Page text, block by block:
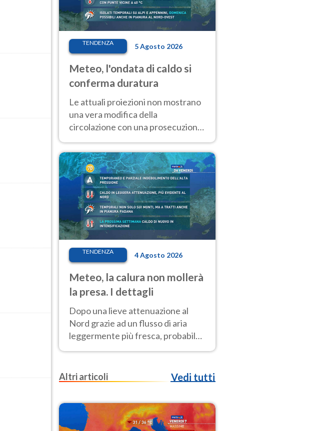
TENDENZA 5 Agosto 2026
Meteo, l'ondata di caldo si
conferma duratura
Le attuali proiezioni non mostrano
una vera modifica della
circolazione con una prosecuzione
giorni, compresa la settimana di
Ferragosto
TENDENZA 4 Agosto 2026
Meteo, la calura non mollerà
la presa. I dettagli
Dopo una lieve attenuazione al
Nord grazie ad un flusso di aria
leggermente più fresca, probabile
nuovo rinforzo dell’anticiclone
Altri articoli
Vedi tutti